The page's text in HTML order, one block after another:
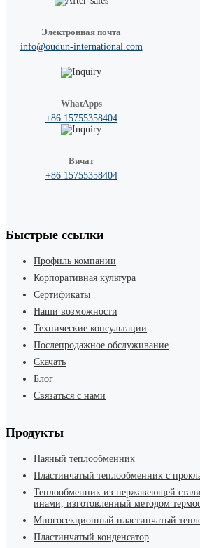
Электронная почта
info@oudun-international.com
WhatApps
+86 15755358404
Вичат
+86 15755358404
Быстрые ссылки
Профиль компании
Корпоративная культура
Сертификаты
Наши возможности
Технические консультации
Послепродажное обслуживание
Скачать
Блог
Связаться с нами
Продукты
Паяный теплообменник
Пластинчатый теплообменник с
Теплообменник из нержавеющей
инами, изготовленный методом
Многосекционный пластинчатый
Пластинчатый конденсатор